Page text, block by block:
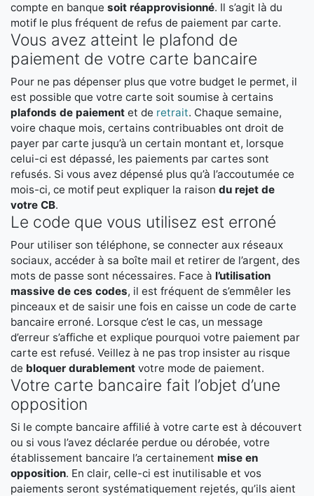
compte en banque soit réapprovisionné. Il s’agit là du
motif le plus fréquent de refus de paiement par carte.
Vous avez atteint le plafond de
paiement de votre carte bancaire
Pour ne pas dépenser plus que votre budget le permet, il
est possible que votre carte soit soumise à certains
plafonds de paiement et de retrait. Chaque semaine,
voire chaque mois, certains contribuables ont droit de
payer par carte jusqu’à un certain montant et, lorsque
celui-ci est dépassé, les paiements par cartes sont
refusés. Si vous avez dépensé plus qu’à l’accoutumée ce
mois-ci, ce motif peut expliquer la raison du rejet de
votre CB.
Le code que vous utilisez est erroné
Pour utiliser son téléphone, se connecter aux réseaux
sociaux, accéder à sa boîte mail et retirer de l’argent, des
mots de passe sont nécessaires. Face à l’utilisation
massive de ces codes, il est fréquent de s’emmêler les
pinceaux et de saisir une fois en caisse un code de carte
bancaire erroné. Lorsque c’est le cas, un message
d’erreur s’affiche et explique pourquoi votre paiement par
carte est refusé. Veillez à ne pas trop insister au risque
de bloquer durablement votre mode de paiement.
Votre carte bancaire fait l’objet d’une
opposition
Si le compte bancaire affilié à votre carte est à découvert
ou si vous l’avez déclarée perdue ou dérobée, votre
établissement bancaire l’a certainement mise en
opposition. En clair, celle-ci est inutilisable et vos
paiements seront systématiquement rejetés, qu’ils aient